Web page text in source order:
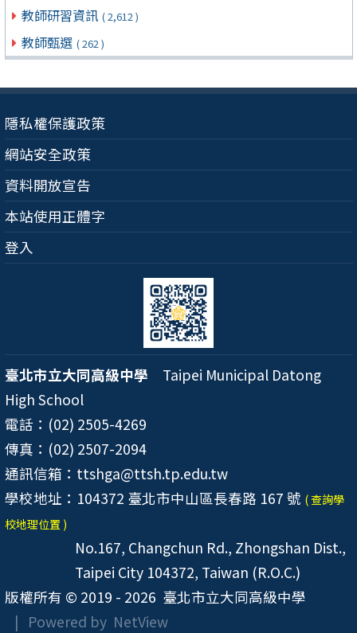
教師研習資訊 ( 2,612 )
教師甄選 ( 262 )
隱私權保護政策
網站安全政策
資料開放宣告
本站使用正體字
登入
臺北市立大同高級中學 Taipei Municipal Datong
High School
電話：(02) 2505-4269
傳真：(02) 2507-2094
通訊信箱：ttshga@ttsh.tp.edu.tw
學校地址：104372 臺北市中山區長春路 167 號 ( 查詢學
校地理位置 )
No.167, Changchun Rd., Zhongshan Dist.,
Taipei City 104372, Taiwan (R.O.C.)
版權所有 © 2019 - 2026 臺北市立大同高級中學
| Powered by NetView